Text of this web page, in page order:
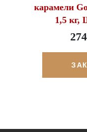
карамели
1,5 кг,